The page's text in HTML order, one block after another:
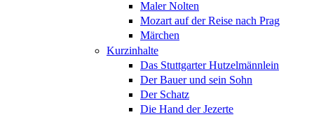
Maler Nolten
Mozart auf der Reise nach Prag
Märchen
Kurzinhalte
Das Stuttgarter Hutzelmännlein
Der Bauer und sein Sohn
Der Schatz
Die Hand der Jezerte